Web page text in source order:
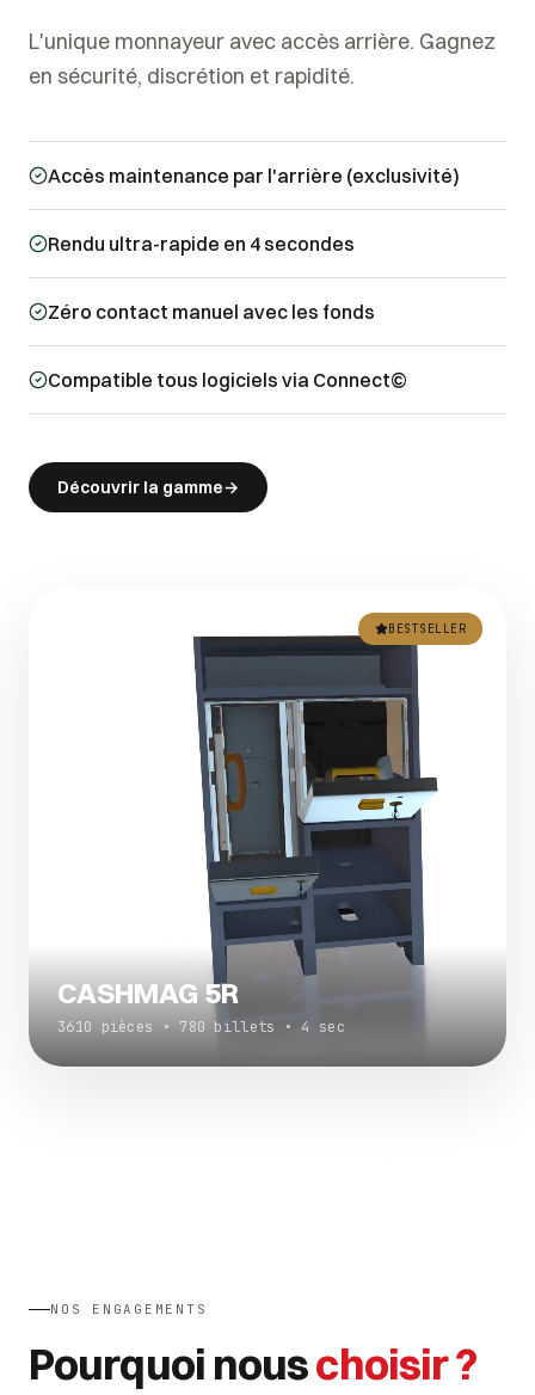
L'unique monnayeur avec accès arrière. Gagnez
en sécurité, discrétion et rapidité.
Accès maintenance par l'arrière (exclusivité)
Rendu ultra-rapide en 4 secondes
Zéro contact manuel avec les fonds
Compatible tous logiciels via Connect©
Découvrir la gamme→
BESTSELLER
CASHMAG 5R
3610 pièces • 780 billets • 4 sec
NOS ENGAGEMENTS
Pourquoi nouschoisir ?